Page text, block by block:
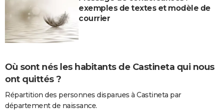
exemples de textes et modèle de
courrier
Où sont nés les habitants de Castineta qui nous
ont quittés ?
Répartition des personnes disparues à Castineta par
département de naissance.